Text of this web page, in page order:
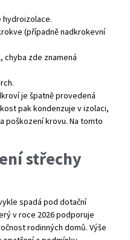
hydroizolace.
(případně nadkrokevní
chyba zde znamená
je špatně provedená
pak kondenzuje v izolaci,
poškození krovu. Na tomto
střechy
spadá pod dotační
v roce 2026 podporuje
rodinných domů. Výše